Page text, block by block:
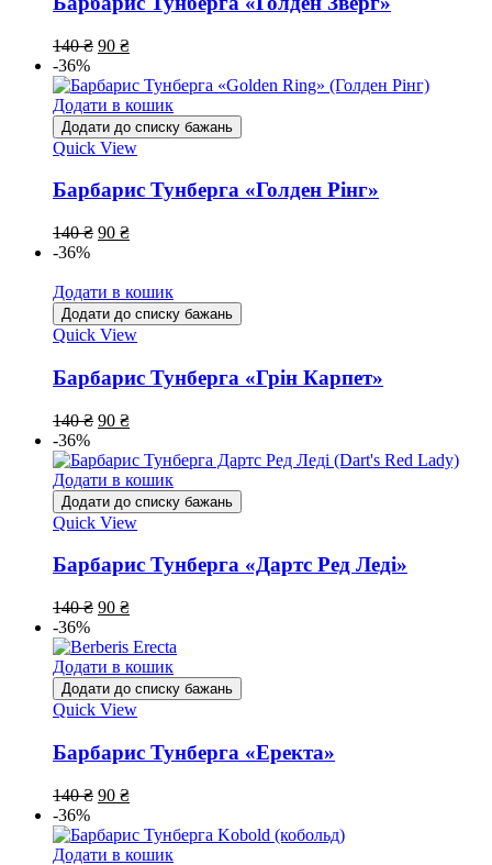
140₴ 90 ₴
-36%
Додати в кошик
Додати до списку бажань
Quick View
Барбарис Тунберга «Голден Рінг»
140₴ 90 ₴
-36%
Додати в кошик
Додати до списку бажань
Quick View
Барбарис Тунберга «Грін Карпет»
140₴ 90 ₴
-36%
Додати в кошик
Додати до списку бажань
Quick View
Барбарис Тунберга «Дартс Ред Леді»
140₴ 90 ₴
-36%
Додати в кошик
Додати до списку бажань
Quick View
Барбарис Тунберга «Еректа»
140₴ 90 ₴
-36%
Додати в кошик